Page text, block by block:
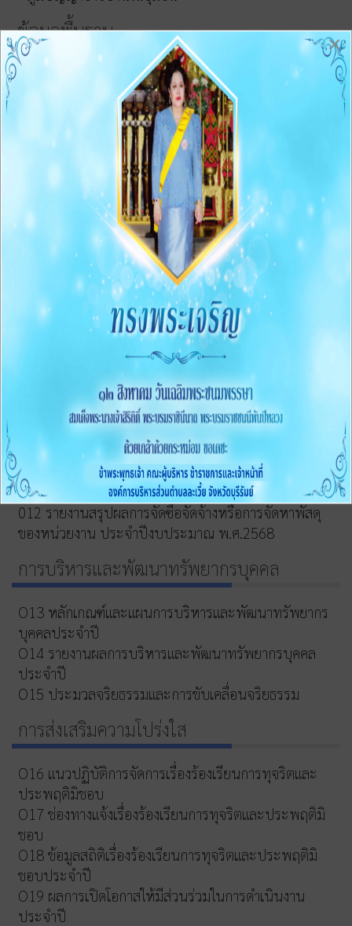
ข้อมูลพื้นฐาน
o1 โครงสร้างและอำนาจหน้าที่
O2 ข้อมูลผู้บริหาร
O3 ข้อมูลการติดต่อและช่องทางการสอบถาม
Q&A Webbroad
O4 ข่าวประชาสัมพันธ์
การบริหารงานและงบประมาณ
05 แผนยุทธศาสตร์หรือแผนพัฒนาหน่วยงาน
O6 แผนและความก้าวหน้าในการดำเนินงานและการใช้จ่าย
งบประมาณประจำปี
O7 รายงานผลการดำเนินงานประจำปี
O8 คู่มือหรือแนวทางการปฏิบัติงานของเจ้าหน้าที่
O9 คู่มือหรือแนวทางการขอรับบริการสำหรับผู้รับบริการ
O10 ระบบการให้บริการผ่านช่องทางออนไลน์(E-Service)
ข้อมูลสถิติการให้บริการ
การจัดซื้อจัดจ้าง
011 สรุปผลการจัดซื้้อจัดจ้างหรือการจัดหาพัสดุรายเดือน
ประจำปีงบประมาณ พ.ศ.2569 (แบบ สขร.1)
012 รายงานสรุปผลการจัดซื้อจัดจ้างหรือการจัดหาพัสดุ
ของหน่วยงาน ประจำปีงบประมาณ พ.ศ.2568
การบริหารและพัฒนาทรัพยากรบุคคล
O13 หลักเกณฑ์และแผนการบริหารและพัฒนาทรัพยากร
บุคคลประจำปี
O14 รายงานผลการบริหารและพัฒนาทรัพยากรบุคคล
ประจำปี
O15 ประมวลจริยธรรมและการขับเคลื่อนจริยธรรม
การส่งเสริมความโปร่งใส
O16 แนวปฏิบัติการจัดการเรื่องร้องเรียนการทุจริตและ
ประพฤติมิชอบ
O17 ช่องทางแจ้งเรื่องร้องเรียนการทุจริตและประพฤติมิ
ชอบ
O18 ข้อมูลสถิติเรื่องร้องเรียนการทุจริตและประพฤติมิ
ชอบประจำปี
O19 ผลการเปิดโอกาสให้มีส่วนร่วมในการดำเนินงาน
ประจำปี
×